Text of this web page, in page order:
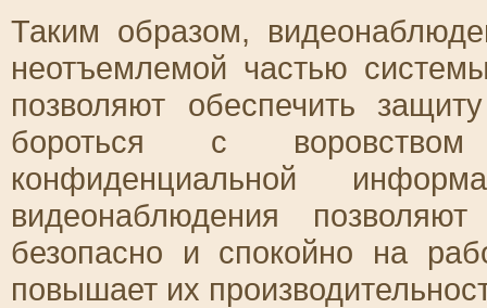
Таким образом,
неотъемлемой частью
позволяют обеспечить
бороться с
конфиденциальной
видеонаблюдения
безопасно и спокойно на
повышает их